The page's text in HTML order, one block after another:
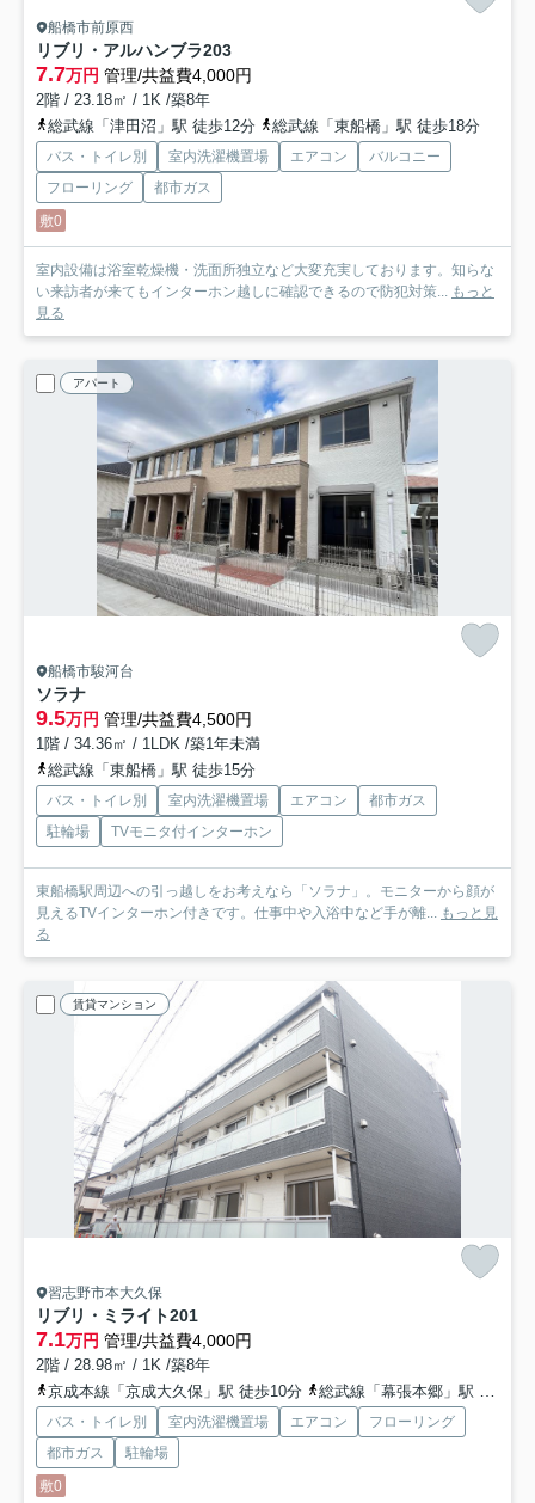
船橋市前原西
リブリ・アルハンブラ203
7.7万円 管理/共益費4,000円
2階 / 23.18㎡ / 1K /築8年
総武線「津田沼」駅 徒歩12分
総武線「東船橋」駅 徒歩18分
バス・トイレ別 室内洗濯機置場 エアコン
バルコニー
フローリング
都市ガス
敷0
室内設備は浴室乾燥機・洗面所独立など大変充実しております。知らな
い来訪者が来てもインターホン越しに確認できるので防犯対策... もっと
見る
アパート
船橋市駿河台
ソラナ
9.5万円 管理/共益費4,500円
1階 / 34.36㎡ / 1LDK /築1年未満
総武線「東船橋」駅 徒歩15分
バス・トイレ別 室内洗濯機置場 エアコン
都市ガス
駐輪場
TVモニタ付インターホン
東船橋駅周辺への引っ越しをお考えなら「ソラナ」。モニターから顔が
見えるTVインターホン付きです。仕事中や入浴中など手が離... もっと見
る
賃貸マンション
習志野市本大久保
リブリ・ミライト201
7.1万円 管理/共益費4,000円
2階 / 28.98㎡ / 1K /築8年
京成本線「京成大久保」駅 徒歩10分
総武線「幕張本郷」駅 徒歩19分
バス・トイレ別 室内洗濯機置場 エアコン
フローリング
都市ガス
駐輪場
敷0